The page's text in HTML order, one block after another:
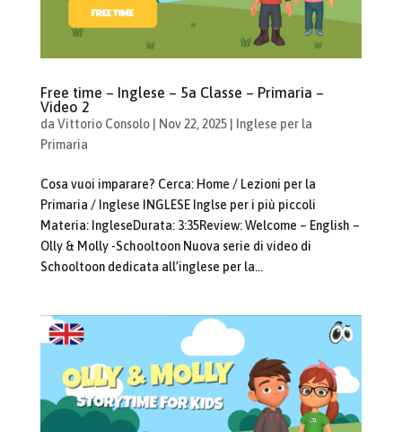
Free time – Inglese – 5a Classe – Primaria –
Video 2
da Vittorio Consolo| Nov 22, 2025|
Inglese per la
Primaria
Cosa vuoi imparare? Cerca: Home / Lezioni per la
Primaria / Inglese INGLESE Inglse per i più piccoli
Materia: IngleseDurata: 3:35Review: Welcome – English –
Olly & Molly -Schooltoon Nuova serie di video di
Schooltoon dedicata all’inglese per la...